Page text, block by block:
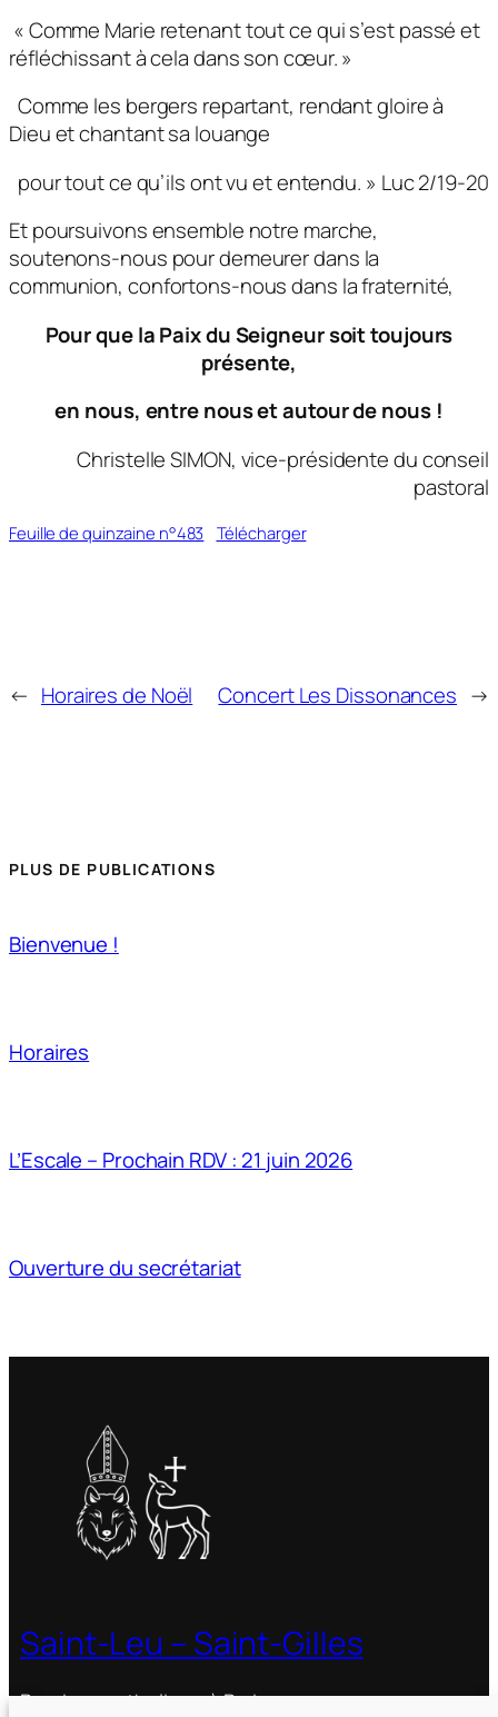
«Comme Marie retenant tout ce qui s’est passé et
réfléchissant à cela dans son cœur. »
Comme les bergers repartant, rendant gloire à
Dieu et chantant sa louange
pour tout ce qu’ils ont vu et entendu. » Luc 2/19-20
Et poursuivons ensemble notre marche,
soutenons-nous pour demeurer dans la
communion, confortons-nous dans la fraternité,
Pour que la Paix du Seigneur soit toujours
présente,
en nous, entre nous et autour de nous !
Christelle SIMON, vice-présidente du conseil
pastoral
Feuille de quinzaine n°483 Télécharger
← Horaires de Noël Concert Les Dissonances →
PLUS DE PUBLICATIONS
Bienvenue !
Horaires
L’Escale – Prochain RDV : 21 juin 2026
Ouverture du secrétariat
Saint-Leu – Saint-Gilles
Paroisse catholique à Paris